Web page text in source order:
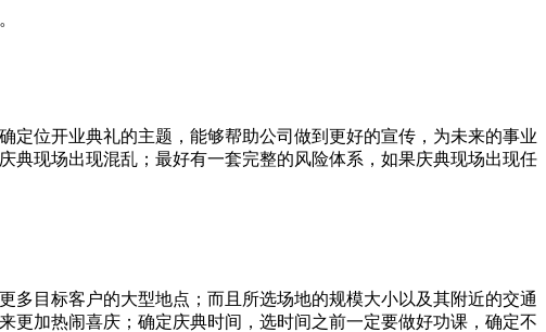
位开业典礼的主题，能够帮助公司做到更好的宣传，为未来的事业
典现场出现混乱；最好有一套完整的风险体系，如果庆典现场出现任
目标客户的大型地点；而且所选场地的规模大小以及其附近的交通
加热闹喜庆；确定庆典时间，选时间之前一定要做好功课，确定不